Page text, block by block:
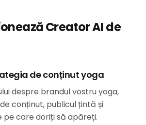
Creator AI de
de conținut yoga
despre brandul vostru yoga,
conținut, publicul țintă și
care doriți să apăreți.